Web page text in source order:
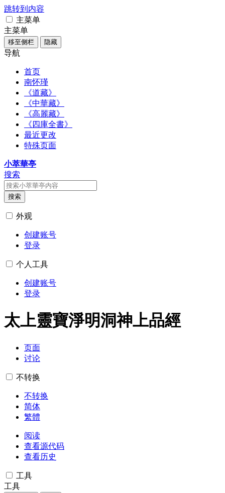
跳转到内容
主菜单
主菜单
移至侧栏 隐藏
导航
首页
南怀瑾
《道藏》
《中華藏》
《高麗藏》
《四庫全書》
最近更改
特殊页面
小萃華亭
搜索
搜索
外观
创建账号
登录
个人工具
创建账号
登录
太上靈寶淨明洞神上品經
页面
讨论
不转换
不转换
简体
繁體
阅读
查看源代码
查看历史
工具
工具